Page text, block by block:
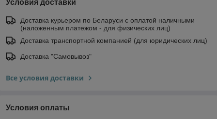
Условия доставки
Доставка курьером по Беларуси с оплатой наличными
(наложенным платежом - для физических лиц)
Доставка транспортной компанией (для юридических лиц)
Доставка "Самовывоз"
Все условия доставки
Условия оплаты